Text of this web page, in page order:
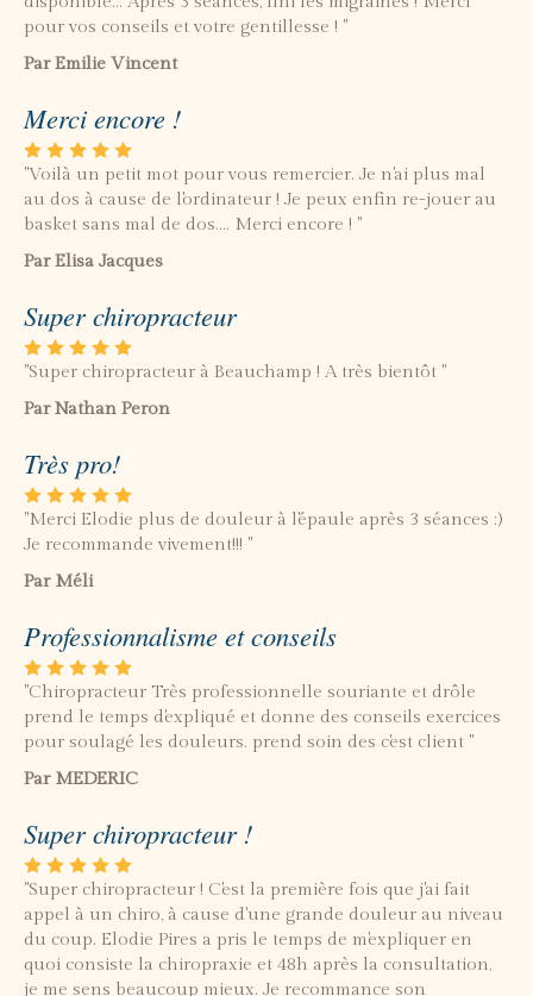
pour vos conseils et votre gentillesse ! "
Par Emilie Vincent
Merci encore !
"Voilà un petit mot pour vous remercier. Je n'ai plus mal
au dos à cause de l'ordinateur ! Je peux enfin re-jouer au
basket sans mal de dos.... Merci encore ! "
Par Elisa Jacques
Super chiropracteur
"Super chiropracteur à Beauchamp ! A très bientôt "
Par Nathan Peron
Très pro!
"Merci Elodie plus de douleur à l'épaule après 3 séances :)
Je recommande vivement!!! "
Par Méli
Professionnalisme et conseils
"Chiropracteur Très professionnelle souriante et drôle
prend le temps d'expliqué et donne des conseils exercices
pour soulagé les douleurs. prend soin des c'est client "
Par MEDERIC
Super chiropracteur !
"Super chiropracteur ! C'est la première fois que j'ai fait
appel à un chiro, à cause d'une grande douleur au niveau
du coup. Elodie Pires a pris le temps de m'expliquer en
quoi consiste la chiropraxie et 48h après la consultation,
je me sens beaucoup mieux. Je recommance son